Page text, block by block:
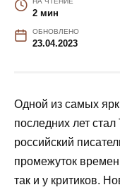
2 мин
ОБНОВЛЕНО
23.04.2023
Одной из самых
последних лет
российский
промежуток
так и у критиков.